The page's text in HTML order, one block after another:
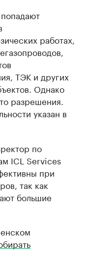
работах,
ТЭК и других
Однако
разрешения.
указан в
по
ICL Services
при
так как
большие